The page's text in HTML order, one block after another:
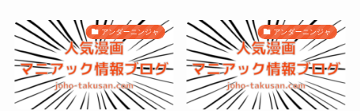
アンダーニンジャ アンダーニンジャ